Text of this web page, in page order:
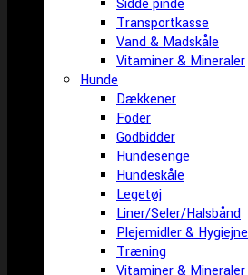
Sidde pinde
Transportkasse
Vand & Madskåle
Vitaminer & Mineraler
Hunde
Dækkener
Foder
Godbidder
Hundesenge
Hundeskåle
Legetøj
Liner/Seler/Halsbånd
Plejemidler & Hygiejne
Træning
Vitaminer & Mineraler